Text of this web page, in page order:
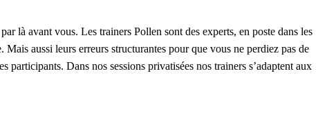
là avant vous. Les trainers Pollen sont des experts, en poste dans les
aussi leurs erreurs structurantes pour que vous ne perdiez pas de
participants. Dans nos sessions privatisées nos trainers s’adaptent aux